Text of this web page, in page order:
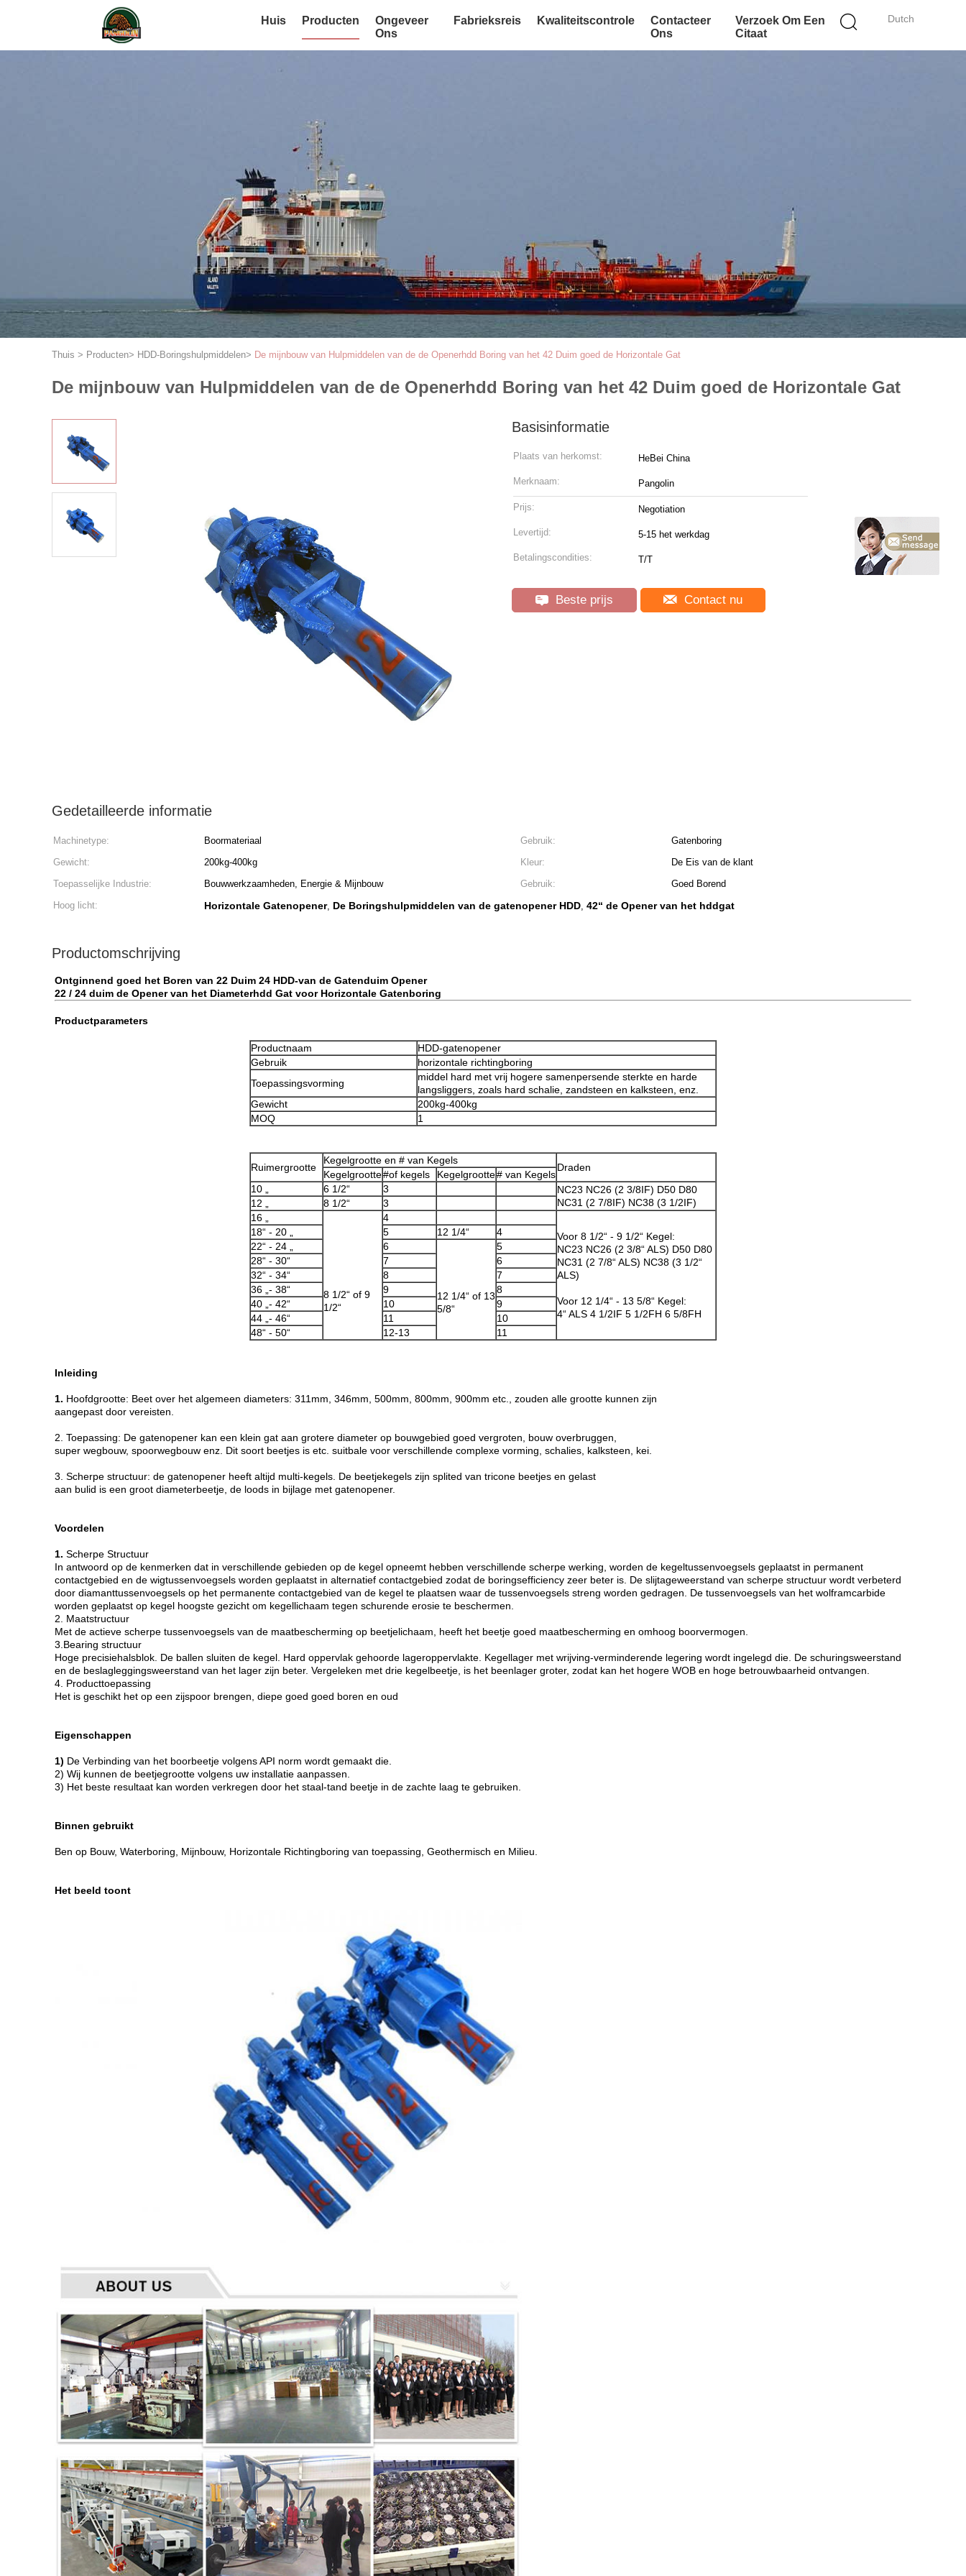
Dutch
Huis Producten
Ongeveer
Ons
Fabrieksreis Kwaliteitscontrole
Contacteer
Ons
Verzoek Om Een
Citaat
Thuis > Producten> HDD-Boringshulpmiddelen> De mijnbouw van Hulpmiddelen van de de Openerhdd Boring van het 42 Duim goed de Horizontale Gat
De mijnbouw van Hulpmiddelen van de de Openerhdd Boring van het 42 Duim goed de Horizontale Gat
Basisinformatie
Plaats van herkomst: HeBei China
Merknaam: Pangolin
Prijs: Negotiation
Levertijd: 5-15 het werkdag
Betalingscondities: T/T
Beste prijs Contact nu
Gedetailleerde informatie
Machinetype: Boormateriaal Gebruik:
Gatenboring
Gewicht:
200kg-400kg Kleur:
De Eis van de klant
Toepasselijke Industrie:
Bouwwerkzaamheden, Energie & Mijnbouw Gebruik:
Goed Borend
Hoog licht:
Horizontale Gatenopener, De Boringshulpmiddelen van de gatenopener HDD, 42“ de Opener van het hddgat
Productomschrijving
Ontginnend goed het Boren van 22 Duim 24 HDD-van de Gatenduim Opener
22 / 24 duim de Opener van het Diameterhdd Gat voor Horizontale Gatenboring
Productparameters
Productnaam
HDD-gatenopener
Gebruik
horizontale richtingboring
Toepassingsvorming
middel hard met vrij hogere samenpersende sterkte en harde
langsliggers, zoals hard schalie, zandsteen en kalksteen, enz.
Gewicht
200kg-400kg
MOQ
1
Ruimergrootte
Kegelgrootte en # van Kegels
Draden
Kegelgrootte#of kegels Kegelgrootte# van Kegels
10 „
6 1/2“ 3
NC23 NC26 (2 3/8IF) D50 D80
NC31 (2 7/8IF) NC38 (3 1/2IF)
12 „ 8 1/2“
3
16 „
8 1/2“ of 9
1/2“
4
Voor 8 1/2“ - 9 1/2“ Kegel:
NC23 NC26 (2 3/8“ ALS) D50 D80
NC31 (2 7/8“ ALS) NC38 (3 1/2“
ALS)
Voor 12 1/4“ - 13 5/8“ Kegel:
4“ ALS 4 1/2IF 5 1/2FH 6 5/8FH
18“ - 20 „ 5 12 1/4“
4
22“ - 24 „
6
12 1/4“ of 13
5/8“
5
28“ - 30“
7
6
32“ - 34“
8
7
36 „- 38“
9
8
40 „- 42“
10
9
44 „- 46“
11
10
48“ - 50“
12-13 11
Inleiding
1. Hoofdgrootte: Beet over het algemeen diameters: 311mm, 346mm, 500mm, 800mm, 900mm etc., zouden alle grootte kunnen zijn
aangepast door vereisten.
2. Toepassing: De gatenopener kan een klein gat aan grotere diameter op bouwgebied goed vergroten, bouw overbruggen,
super wegbouw, spoorwegbouw enz. Dit soort beetjes is etc. suitbale voor verschillende complexe vorming, schalies, kalksteen, kei.
3. Scherpe structuur: de gatenopener heeft altijd multi-kegels. De beetjekegels zijn splited van tricone beetjes en gelast
aan bulid is een groot diameterbeetje, de loods in bijlage met gatenopener.
Voordelen
1. Scherpe Structuur
In antwoord op de kenmerken dat in verschillende gebieden op de kegel opneemt hebben verschillende scherpe werking, worden de kegeltussenvoegsels geplaatst in permanent
contactgebied en de wigtussenvoegsels worden geplaatst in alternatief contactgebied zodat de boringsefficiency zeer beter is. De slijtageweerstand van scherpe structuur wordt verbeterd
door diamanttussenvoegsels op het permanente contactgebied van de kegel te plaatsen waar de tussenvoegsels streng worden gedragen. De tussenvoegsels van het wolframcarbide
worden geplaatst op kegel hoogste gezicht om kegellichaam tegen schurende erosie te beschermen.
2. Maatstructuur
Met de actieve scherpe tussenvoegsels van de maatbescherming op beetjelichaam, heeft het beetje goed maatbescherming en omhoog boorvermogen.
3.Bearing structuur
Hoge precisiehalsblok. De ballen sluiten de kegel. Hard oppervlak gehoorde lageroppervlakte. Kegellager met wrijving-verminderende legering wordt ingelegd die. De schuringsweerstand
en de beslagleggingsweerstand van het lager zijn beter. Vergeleken met drie kegelbeetje, is het beenlager groter, zodat kan het hogere WOB en hoge betrouwbaarheid ontvangen.
4. Producttoepassing
Het is geschikt het op een zijspoor brengen, diepe goed goed boren en oud
Eigenschappen
1) De Verbinding van het boorbeetje volgens API norm wordt gemaakt die.
2) Wij kunnen de beetjegrootte volgens uw installatie aanpassen.
3) Het beste resultaat kan worden verkregen door het staal-tand beetje in de zachte laag te gebruiken.
Binnen gebruikt
Ben op Bouw, Waterboring, Mijnbouw, Horizontale Richtingboring van toepassing, Geothermisch en Milieu.
Het beeld toont